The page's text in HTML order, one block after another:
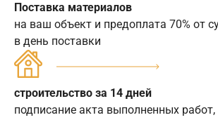
Поставка материалов
на ваш объект и предоплата 70% от
в день поставки
строительство за 14 дней
подписание акта выполненных работ,